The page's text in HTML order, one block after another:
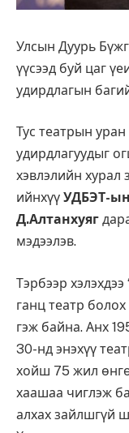
Улсын Дуурь
үүсээд буй цаг
удирдлагын
Тус театрын
удирдлагуудыг
хэвлэлийн хурал
ийнхүү УДБЭТ-
Д.Алтанхуяг
мэдээлэв.
Тэрбээр
ганц театр
гэж байна. Анх
30-нд энэхүү
хойш 75 жил
хаашаа чиглэж
алхах зайлшгүй